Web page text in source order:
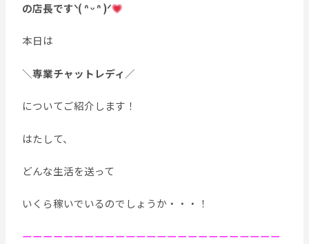
の店長ですᐠ( ᐢ ᵕ ᐢ )ᐟ
本日は
＼専業チャットレディ ／
についてご紹介します！
はたして、
どんな生活を送って
いくら稼いでいるのでしょうか・・・！
ーーーーーーーーーーーーーーーーーーーーーーーーー